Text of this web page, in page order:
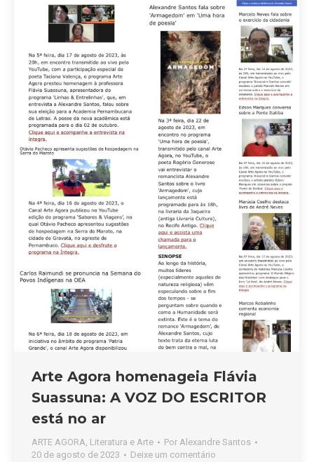
Arte Agora homenageia Flávia
Suassuna: A VOZ DO ESCRITOR
está no ar
ARTE AGORA, Literatura e Arte Por Alexandre Santos
20 de agosto de 2023
Deixe um comentário